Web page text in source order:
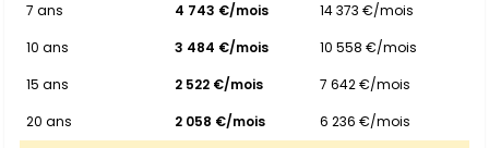
7 ans
4 743 €/mois
14 373 €/mois
10 ans
3 484 €/mois
10 558 €/mois
15 ans
2 522 €/mois
7 642 €/mois
20 ans
2 058 €/mois
6 236 €/mois